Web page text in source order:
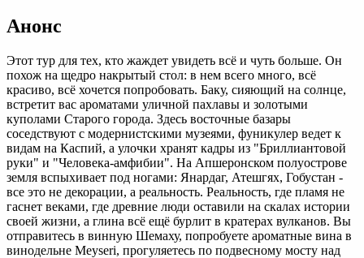
Анонс
Этот тур для тех, кто жаждет увидеть всё и чуть больше. Он
похож на щедро накрытый стол: в нем всего много, всё
красиво, всё хочется попробовать. Баку, сияющий на солнце,
встретит вас ароматами уличной пахлавы и золотыми
куполами Старого города. Здесь восточные базары
соседствуют с модернистскими музеями, фуникулер ведет к
видам на Каспий, а улочки хранят кадры из "Бриллиантовой
руки" и "Человека-амфибии". На Апшеронском полуострове
земля вспыхивает под ногами: Янардаг, Атешгях, Гобустан -
все это не декорации, а реальность. Реальность, где пламя не
гаснет веками, где древние люди оставили на скалах истории
своей жизни, а глина всё ещё бурлит в кратерах вулканов. Вы
отправитесь в винную Шемаху, попробуете ароматные вина в
винодельне Meyseri, прогуляетесь по подвесному мосту над